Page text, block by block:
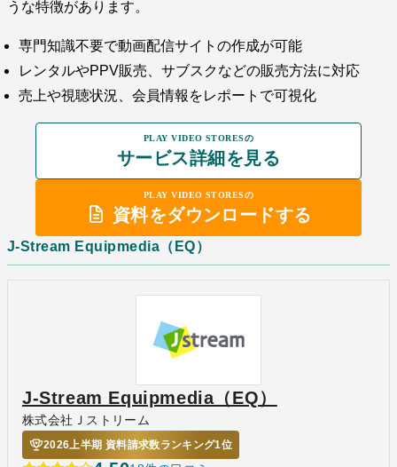
うな特徴があります。
専門知識不要で動画配信サイトの作成が可能
レンタルやPPV販売、サブスクなどの販売方法に対応
売上や視聴状況、会員情報をレポートで可視化
PLAY VIDEO STORESの
サービス詳細を見る
PLAY VIDEO STORESの
資料をダウンロードする
J-Stream Equipmedia（EQ）
J-Stream Equipmedia（EQ）
株式会社Ｊストリーム
2026上半期 資料請求数ランキング1位